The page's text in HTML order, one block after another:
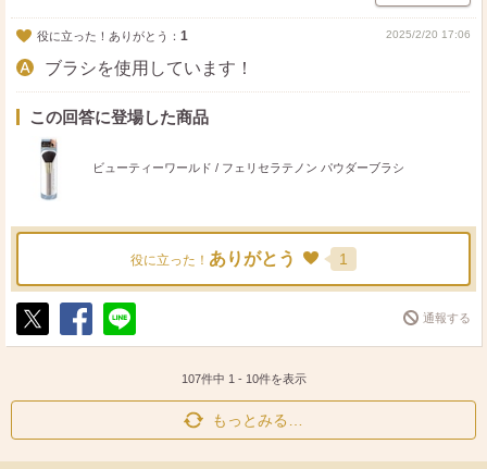
役に立った！ありがとう： 1 2025/2/20 17:06
ブラシを使用しています！
この回答に登場した商品
ビューティーワールド / フェリセラテノン パウダーブラシ
役に立った！ ありがとう 1
ポ
シ
送
通報する
107件中 1 - 10件を表示
もっとみる…